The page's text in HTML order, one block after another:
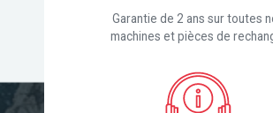
Garantie de 2 ans sur toutes
machines et pièces de